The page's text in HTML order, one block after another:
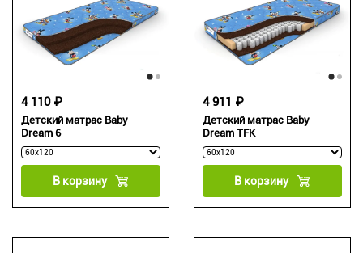
Детский матрас Baby
Dream 6
4 110 ₽
В корзину
Детский матрас Baby
Dream TFK
4 911 ₽
В корзину